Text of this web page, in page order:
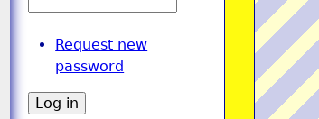
Request new
password